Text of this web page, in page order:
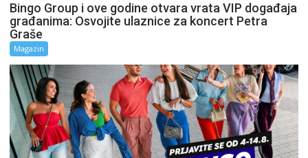
Bingo Group i ove godine otvara vrata VIP događaja
građanima: Osvojite ulaznice za koncert Petra
Graše
Magazin